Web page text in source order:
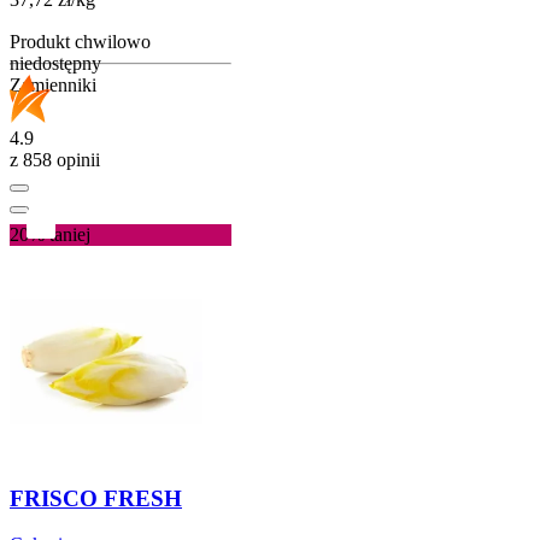
Produkt chwilowo
niedostępny
Zamienniki
4.9
z 858 opinii
20%taniej
FRISCO FRESH